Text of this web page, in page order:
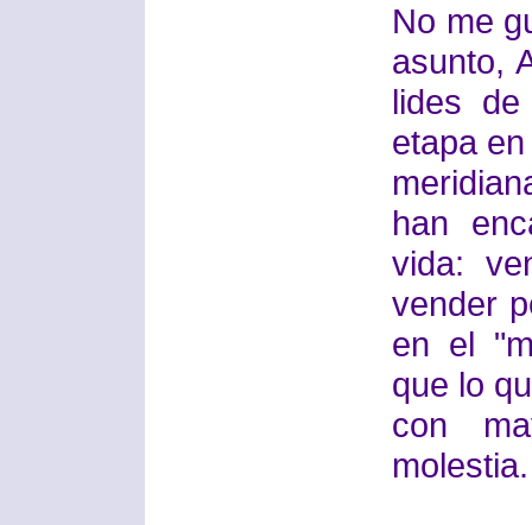
No me
asunto,
lides
etapa
han
vida:
vender
en el
que lo
con
molestia.